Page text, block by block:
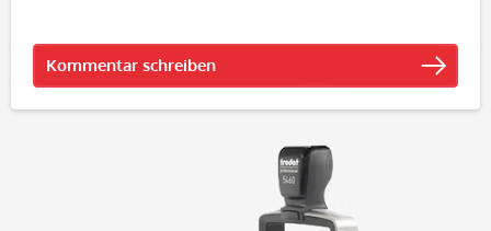
Kommentar schreiben